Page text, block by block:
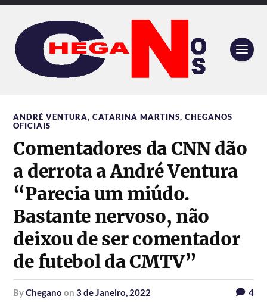
ANDRÉ VENTURA,CATARINA MARTINS,CHEGANOS
OFICIAIS
Comentadores da CNN dão
a derrota a André Ventura
“Parecia um miúdo.
Bastante nervoso, não
deixou de ser comentador
de futebol da CMTV”
byChegano on3 de Janeiro, 2022 4